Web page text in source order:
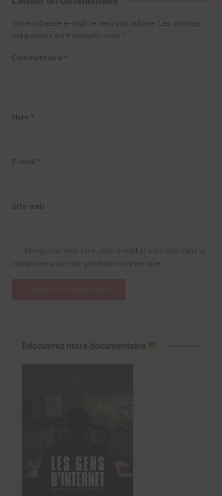
Votre adresse e-mail ne sera pas publiée. Les champs
obligatoires sont indiqués avec *
Commentaire *
Nom *
E-mail *
Site web
Enregistrer mon nom, mon e-mail et mon site dans le
navigateur pour mon prochain commentaire.
Découvrez notre documentaire